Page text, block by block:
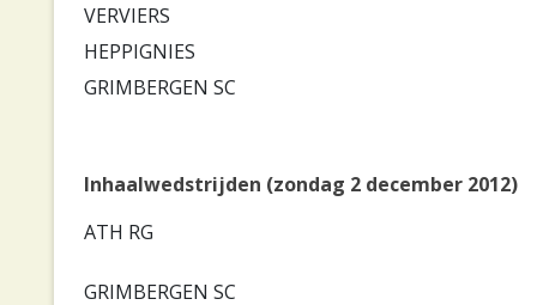
VERVIERS
HEPPIGNIES
GRIMBERGEN SC
Inhaalwedstrijden (zondag 2 december 2012)
ATH RG
GRIMBERGEN SC